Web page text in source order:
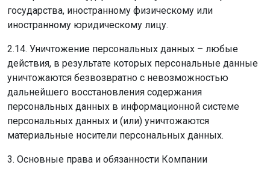
государства, иностранному физическому или
иностранному юридическому лицу.
2.14. Уничтожение персональных данных – любые
действия, в результате которых персональные данные
уничтожаются безвозвратно с невозможностью
дальнейшего восстановления содержания
персональных данных в информационной системе
персональных данных и (или) уничтожаются
материальные носители персональных данных.
3. Основные права и обязанности Компании